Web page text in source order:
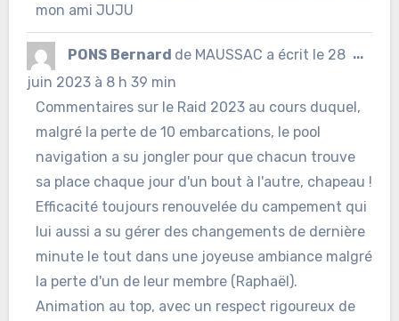
mon ami JUJU
PONS Bernard de MAUSSAC a écrit le28
juin 2023 à 8 h 39 min
Commentaires sur le Raid 2023 au cours duquel,
malgré la perte de 10 embarcations, le pool
navigation a su jongler pour que chacun trouve
sa place chaque jour d'un bout à l'autre, chapeau !
Efficacité toujours renouvelée du campement qui
lui aussi a su gérer des changements de dernière
minute le tout dans une joyeuse ambiance malgré
la perte d'un de leur membre (Raphaël).
Animation au top, avec un respect rigoureux de
...